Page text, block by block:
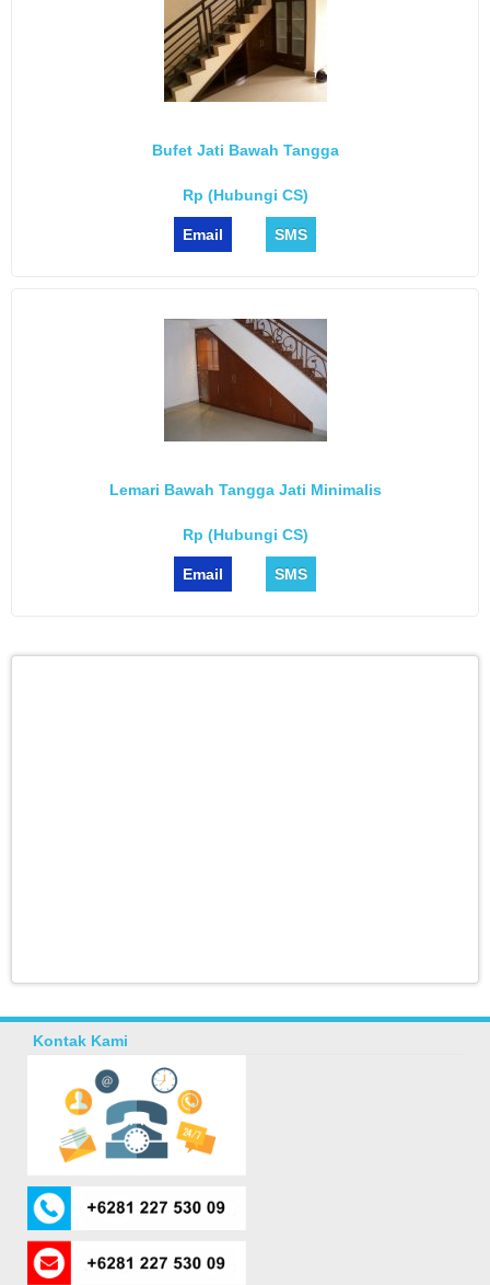
Bufet Jati Bawah Tangga
Rp (Hubungi CS)
Email SMS
Lemari Bawah Tangga Jati Minimalis
Rp (Hubungi CS)
Email SMS
Kontak Kami